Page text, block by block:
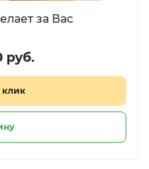
за Вас
руб.
клик